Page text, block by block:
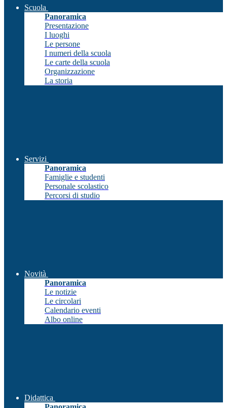
Scuola
Panoramica
Presentazione
I luoghi
Le persone
I numeri della scuola
Le carte della scuola
Organizzazione
La storia
Servizi
Panoramica
Famiglie e studenti
Personale scolastico
Percorsi di studio
Novità
Panoramica
Le notizie
Le circolari
Calendario eventi
Albo online
Didattica